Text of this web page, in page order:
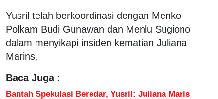
Yusril telah berkoordinasi dengan Menko
Polkam Budi Gunawan dan Menlu Sugiono
dalam menyikapi insiden kematian Juliana
Marins.
Baca Juga :
Bantah Spekulasi Beredar, Yusril: Juliana Maris